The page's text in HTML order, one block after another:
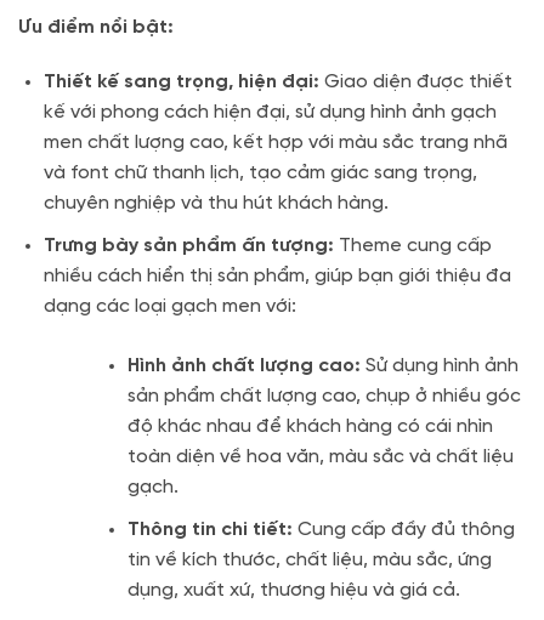
Ưu điểm nổi bật:
Thiết kế sang trọng, hiện đại: Giao diện được thiết
kế với phong cách hiện đại, sử dụng hình ảnh gạch
men chất lượng cao, kết hợp với màu sắc trang nhã
và font chữ thanh lịch, tạo cảm giác sang trọng,
chuyên nghiệp và thu hút khách hàng.
Trưng bày sản phẩm ấn tượng: Theme cung cấp
nhiều cách hiển thị sản phẩm, giúp bạn giới thiệu đa
dạng các loại gạch men với:
Hình ảnh chất lượng cao: Sử dụng hình ảnh
sản phẩm chất lượng cao, chụp ở nhiều góc
độ khác nhau để khách hàng có cái nhìn
toàn diện về hoa văn, màu sắc và chất liệu
gạch.
Thông tin chi tiết: Cung cấp đầy đủ thông
tin về kích thước, chất liệu, màu sắc, ứng
dụng, xuất xứ, thương hiệu và giá cả.